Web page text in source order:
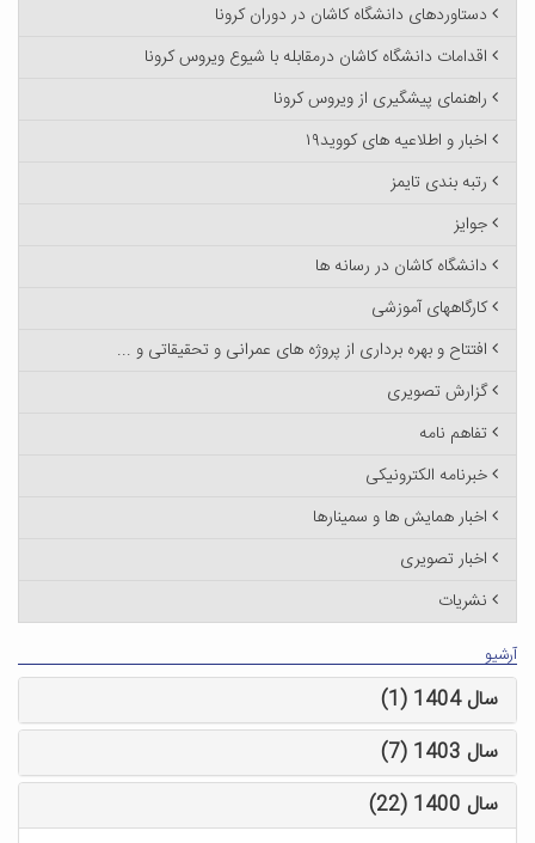
دستاوردهای دانشگاه کاشان در دوران کرونا
اقدامات دانشگاه کاشان درمقابله با شیوع ویروس کرونا
راهنمای پیشگیری از ویروس کرونا
اخبار و اطلاعیه های کووید۱۹
رتبه بندی تایمز
جوایز
دانشگاه کاشان در رسانه ها
کارگاههای آموزشی
افتتاح و بهره برداری از پروژه های عمرانی و تحقیقاتی و ...
گزارش تصویری
تفاهم نامه
خبرنامه الکترونیکی
اخبار همایش ها و سمینارها
اخبار تصویری
نشریات
آرشیو
سال 1404 (1)
سال 1403 (7)
سال 1400 (22)